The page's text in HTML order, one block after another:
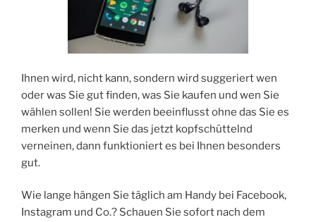
Ihnen wird, nicht kann, sondern wird suggeriert wen
oder was Sie gut finden, was Sie kaufen und wen Sie
wählen sollen! Sie werden beeinflusst ohne das Sie es
merken und wenn Sie das jetzt kopfschüttelnd
verneinen, dann funktioniert es bei Ihnen besonders
gut.
Wie lange hängen Sie täglich am Handy bei Facebook,
Instagram und Co.? Schauen Sie sofort nach dem